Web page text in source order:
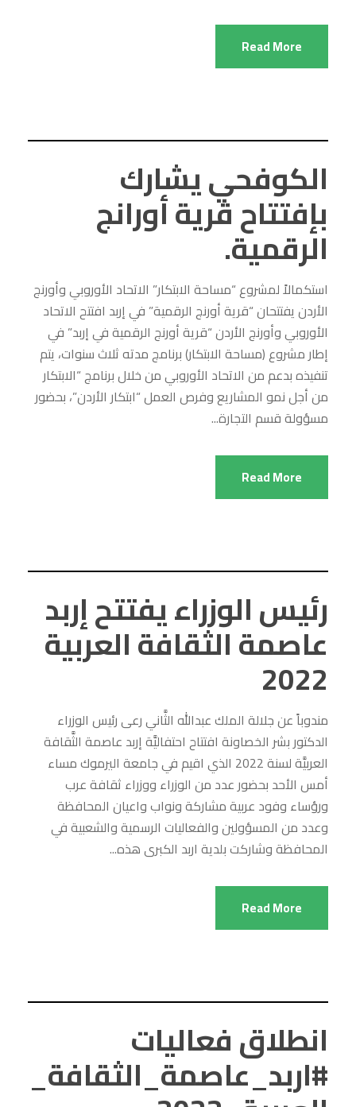
Read More
الكوفحي يشارك
بإفتتاح قرية أورانج
الرقمية.
استكمالاً لمشروع “مساحة الابتكار” الاتحاد الأوروبي وأورنج
الأردن يفتتحان “قرية أورنج الرقمية” في إربد افتتح الاتحاد
الأوروبي وأورنج الأردن “قرية أورنج الرقمية في إربد” في
إطار مشروع (مساحة الابتكار) برنامج مدته ثلاث سنوات، يتم
تنفيذه بدعم من الاتحاد الأوروبي من خلال برنامج “الابتكار
من أجل نمو المشاريع وفرص العمل “ابتكار اﻷردن”، بحضور
مسؤولة قسم التجارة...
Read More
رئيس الوزراء يفتتح إربد
عاصمة الثقافة العربية
2022
مندوباً عن جلالة الملك عبدالله الثَّاني رعى رئيس الوزراء
الدكتور بشر الخصاونة افتتاح احتفاليَّة إربد عاصمة الثَّقافة
العربيَّة لسنة 2022 الذي اقيم في جامعة اليرموك مساء
أمس الأحد بحضور عدد من الوزراء ووزراء ثقافة عرب
ورؤساء وفود عربية مشاركة ونواب واعيان المحافظة
وعدد من المسؤولين والفعاليات الرسمية والشعبية في
المحافظة وشاركت بلدية اربد الكبرى هذه...
Read More
انطلاق فعاليات
#اربد_عاصمة_الثقافة_